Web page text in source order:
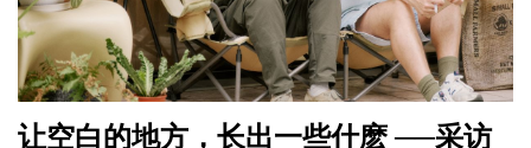
让空白的地方，长出一些什麽 ──采访